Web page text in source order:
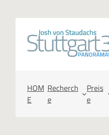
Zum
Inhalt
springen
HOM
E
Recherch
e
Preis
e